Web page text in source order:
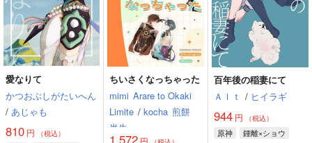
愛なりて
かつおぶしがたいへん
/ あじゃも
810 円 （税込）
ちいさくなっちゃった
mimi Arare to Okaki
Limite / kocha 煎餅
半生
百年後の稲妻にて
Ａｌｔ / ヒイラギ
944円 （税込）
原神
鍾離×ショウ